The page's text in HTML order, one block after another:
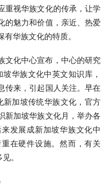
重视华族文化的传承，让学
的魅力和价值，亲近、热爱
华族文化的特质。
文化中心宣布，中心的研究
华族文化中英文知识库，
传来，引起国人关注。早在
加坡传统华族文化，官方
新加坡华族文化月，举办各
发展成新加坡华族文化中
在硬件设施。然而，有关
。